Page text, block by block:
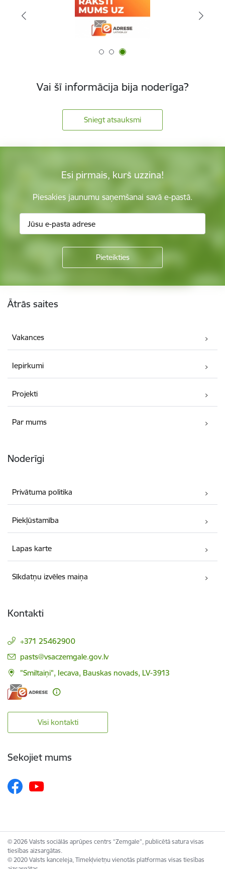
Vai šī informācija bija noderīga?
Sniegt atsauksmi
Esi pirmais, kurš uzzina!
Piesakies jaunumu saņemšanai savā e-pastā.
Ātrās saites
Vakances
Iepirkumi
Projekti
Par mums
Noderīgi
Privātuma politika
Piekļūstamība
Lapas karte
Sīkdatņu izvēles maiņa
Kontakti
+371 25462900
E-pasts:
pasts@vsaczemgale.gov.lv
"Smiltaiņi", Iecava, Bauskas novads, LV-3913
Visi kontakti
Sekojiet mums
© 2026 Valsts sociālās aprūpes centrs “Zemgale”, publicētā satura visas
tiesības aizsargātas.
© 2020 Valsts kanceleja, Tīmekļvietņu vienotās platformas visas tiesības